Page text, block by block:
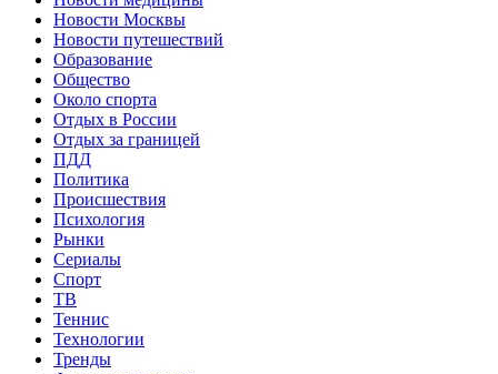
Новости Москвы
Новости путешествий
Образование
Общество
Около спорта
Отдых в России
Отдых за границей
ПДД
Политика
Происшествия
Психология
Рынки
Сериалы
Спорт
ТВ
Теннис
Технологии
Тренды